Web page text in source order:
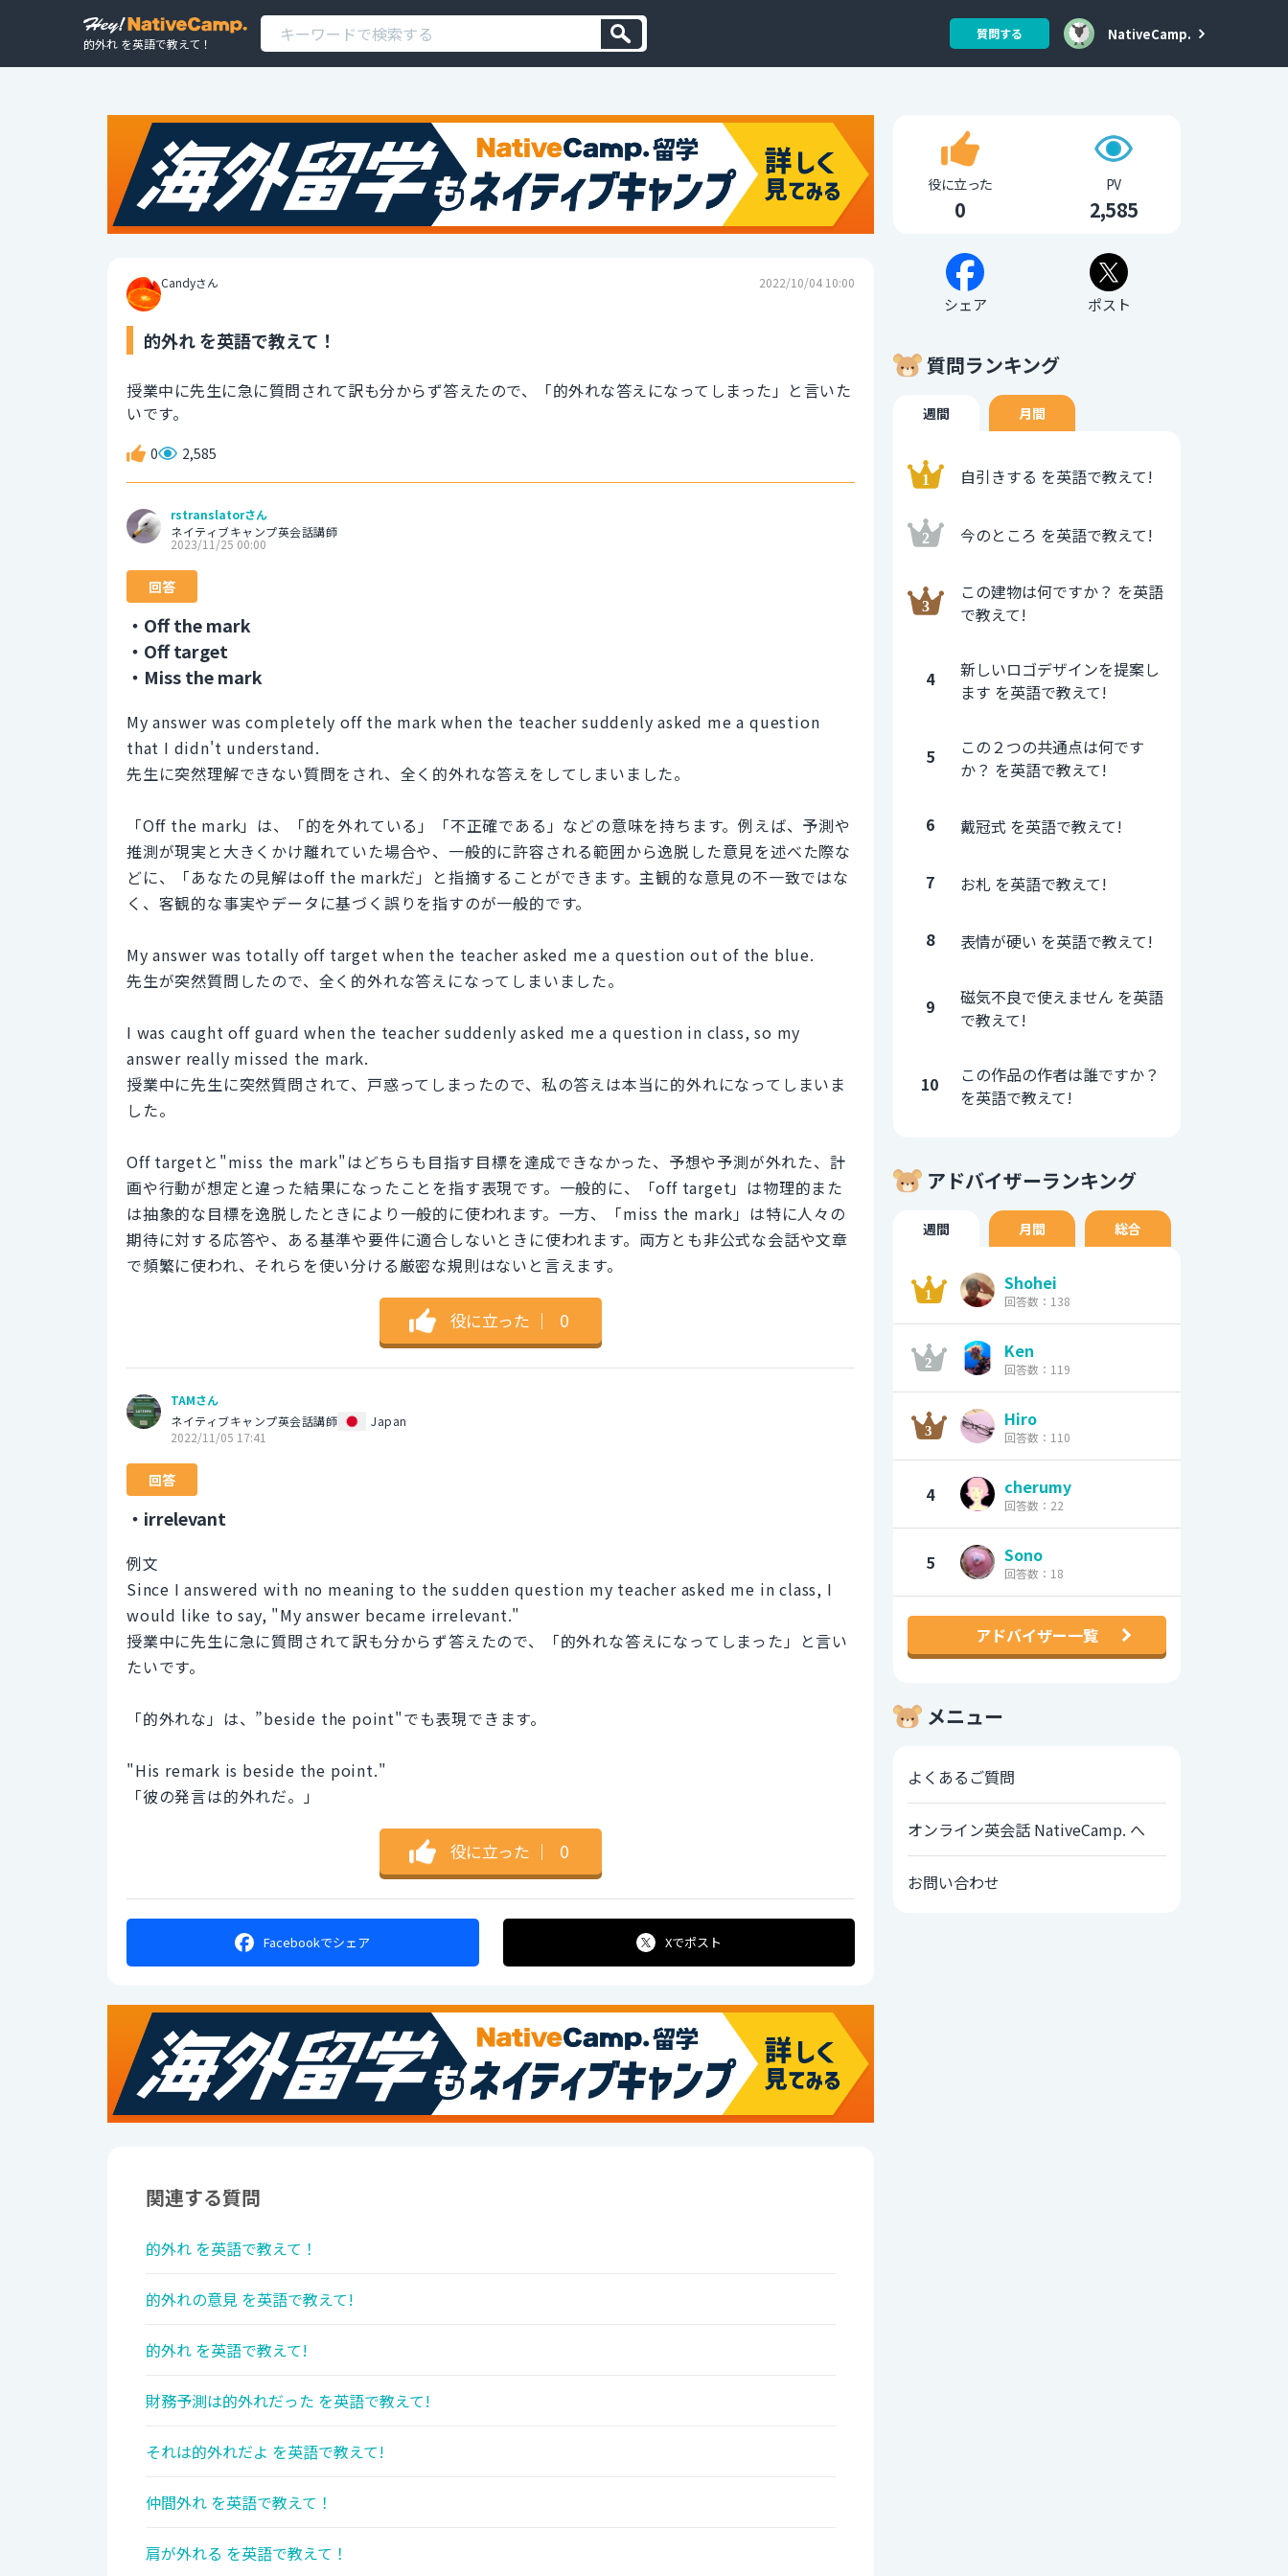
的外れ を英語で教えて！
質問する NativeCamp.
Candyさん 2022/10/04 10:00
的外れ を英語で教えて！
授業中に先生に急に質問されて訳も分からず答えたので、「的外れな答えになってしまった」と言いた
いです。
0 2,585
rstranslatorさん
ネイティブキャンプ英会話講師
2023/11/25 00:00
回答
・Off the mark
・Off target
・Miss the mark
My answer was completely off the mark when the teacher suddenly asked me a question
that I didn't understand.
先生に突然理解できない質問をされ、全く的外れな答えをしてしまいました。
「Off the mark」は、「的を外れている」「不正確である」などの意味を持ちます。例えば、予測や
推測が現実と大きくかけ離れていた場合や、一般的に許容される範囲から逸脱した意見を述べた際な
どに、「あなたの見解はoff the markだ」と指摘することができます。主観的な意見の不一致ではな
く、客観的な事実やデータに基づく誤りを指すのが一般的です。
My answer was totally off target when the teacher asked me a question out of the blue.
先生が突然質問したので、全く的外れな答えになってしまいました。
I was caught off guard when the teacher suddenly asked me a question in class, so my
answer really missed the mark.
授業中に先生に突然質問されて、戸惑ってしまったので、私の答えは本当に的外れになってしまいま
した。
Off targetと"miss the mark"はどちらも目指す目標を達成できなかった、予想や予測が外れた、計
画や行動が想定と違った結果になったことを指す表現です。一般的に、「off target」は物理的また
は抽象的な目標を逸脱したときにより一般的に使われます。一方、「miss the mark」は特に人々の
期待に対する応答や、ある基準や要件に適合しないときに使われます。両方とも非公式な会話や文章
で頻繁に使われ、それらを使い分ける厳密な規則はないと言えます。
役に立った ｜ 0
TAMさん
ネイティブキャンプ英会話講師
Japan
2022/11/05 17:41
回答
・irrelevant
例文
Since I answered with no meaning to the sudden question my teacher asked me in class, I
would like to say, "My answer became irrelevant."
授業中に先生に急に質問されて訳も分からず答えたので、「的外れな答えになってしまった」と言い
たいです。
「的外れな」は、”beside the point"でも表現できます。
"His remark is beside the point."
「彼の発言は的外れだ。」
役に立った ｜ 0
Facebookでシェア Xでポスト
関連する質問
的外れ を英語で教えて！
的外れの意見 を英語で教えて!
的外れ を英語で教えて!
財務予測は的外れだった を英語で教えて!
それは的外れだよ を英語で教えて!
仲間外れ を英語で教えて！
肩が外れる を英語で教えて！
役に立った
0
PV
2,585
シェア ポスト
質問ランキング
週間 月間
自引きする を英語で教えて!
今のところ を英語で教えて!
この建物は何ですか？ を英語
で教えて!
4
新しいロゴデザインを提案し
ます を英語で教えて!
5
この２つの共通点は何です
か？ を英語で教えて!
6 戴冠式 を英語で教えて!
7 お札 を英語で教えて!
8 表情が硬い を英語で教えて!
9
磁気不良で使えません を英語
で教えて!
10
この作品の作者は誰ですか？
を英語で教えて!
アドバイザーランキング
週間 月間 総合
Shohei
回答数：138
Ken
回答数：119
Hiro
回答数：110
4 cherumy
回答数：22
5 Sono
回答数：18
アドバイザー一覧
メニュー
よくあるご質問
オンライン英会話 NativeCamp. へ
お問い合わせ